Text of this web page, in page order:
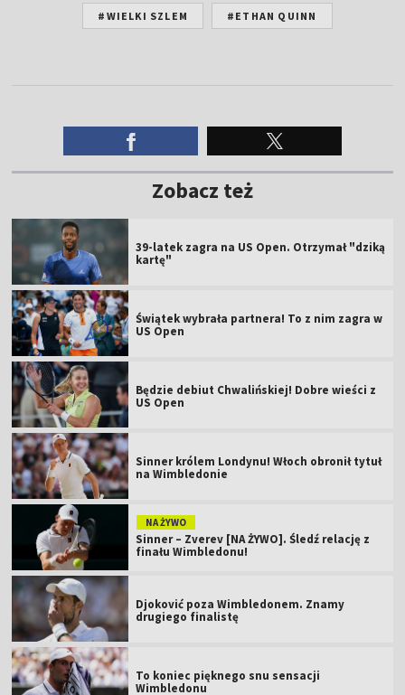
#WIELKI SZLEM #ETHAN QUINN
Zobacz też
39-latek zagra na US Open. Otrzymał "dziką
kartę"
Świątek wybrała partnera! To z nim zagra w
US Open
Będzie debiut Chwalińskiej! Dobre wieści z
US Open
Sinner królem Londynu! Włoch obronił tytuł
na Wimbledonie
NA ŻYWO
Sinner – Zverev [NA ŻYWO]. Śledź relację z
finału Wimbledonu!
Djoković poza Wimbledonem. Znamy
drugiego finalistę
To koniec pięknego snu sensacji
Wimbledonu